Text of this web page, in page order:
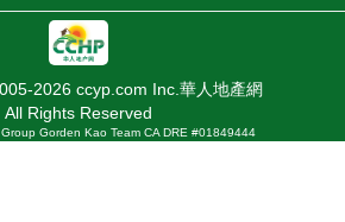
2026 ccyp.com Inc.華人地產網
All Rights Reserved
Gorden Kao Team CA DRE #01849444